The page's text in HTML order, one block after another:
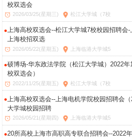
校双选会
2026/03/25(星期三) 松江大学城（7校
上海高校双选会--松江大学城7校校园招聘
上海校招双选
2026/05/22(星期五) 上海临港大学城5
硕博场-华东政法学院（松江大学城）2022
校双选会）
2022/11/25(星期五) 松江大学城（7校
上海高校双选会--上海电机学院校园招聘会
大学城校园招聘
2026/05/21(星期四) 上海临港大学城5
20所高校上海市高职高专联合招聘会--2022